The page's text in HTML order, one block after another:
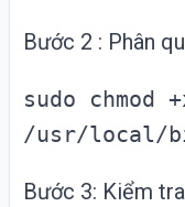
Bước 2 : Phân
sudo chmod
/usr/local/
Bước 3: Kiểm